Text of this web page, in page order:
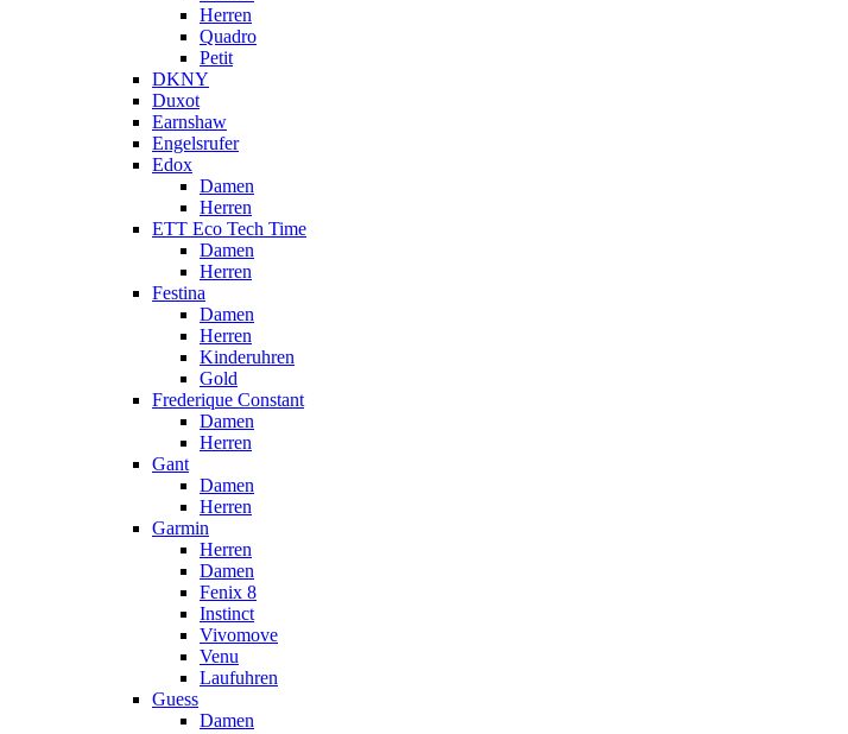
Herren
Quadro
Petit
DKNY
Duxot
Earnshaw
Engelsrufer
Edox
Damen
Herren
ETT Eco Tech Time
Damen
Herren
Festina
Damen
Herren
Kinderuhren
Gold
Frederique Constant
Damen
Herren
Gant
Damen
Herren
Garmin
Herren
Damen
Fenix 8
Instinct
Vivomove
Venu
Laufuhren
Guess
Damen